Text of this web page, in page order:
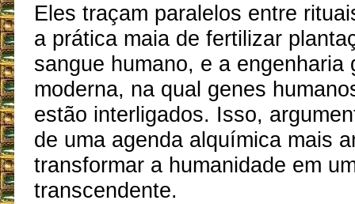
Eles traçam paralelos entre
a prática maia de fertilizar
sangue humano, e a engenharia
moderna, na qual genes
estão interligados. Isso,
de uma agenda alquímica mais
transformar a humanidade em
transcendente.